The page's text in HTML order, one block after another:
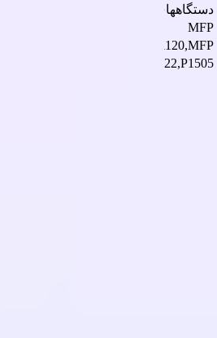
دستگاههای :
MFP
M1120,MFP
M1522,P1505